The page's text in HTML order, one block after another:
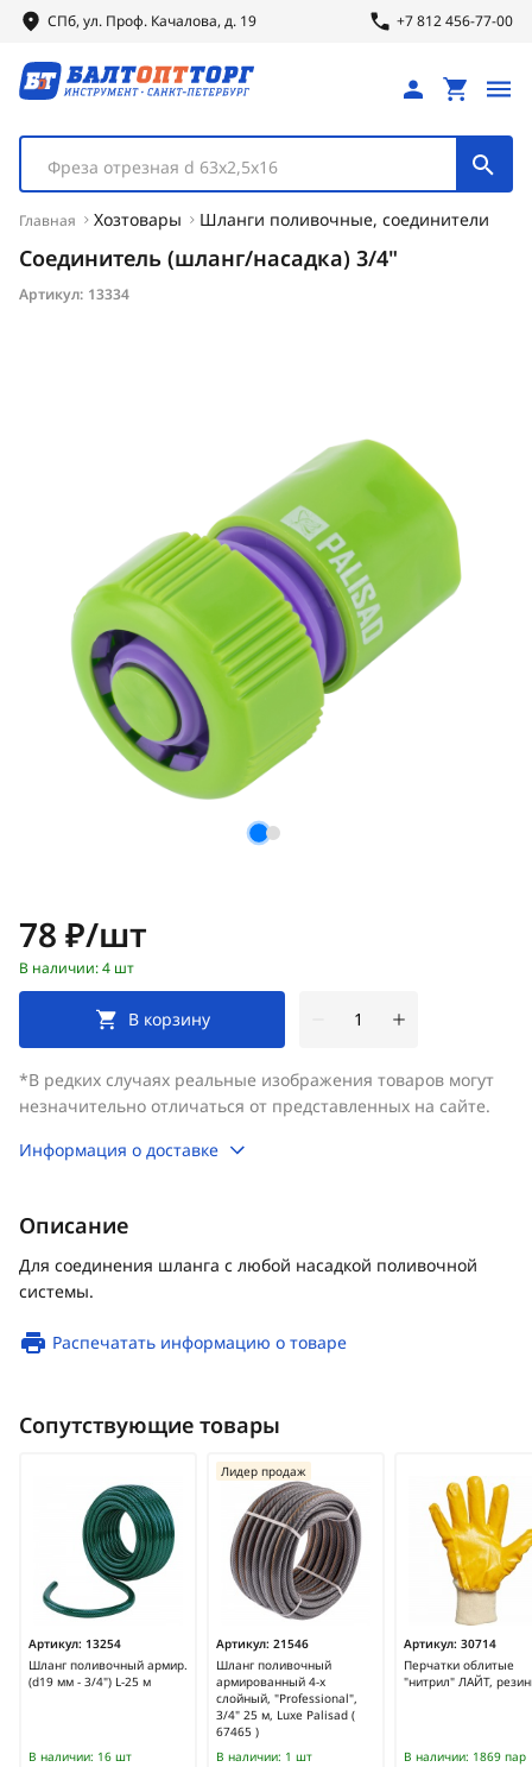
СПб, ул. Проф. Качалова, д. 19 +7 812 456-77-00
Фреза отрезная d 63х2,5х16
Главная Хозтовары Шланги поливочные, соединители
Соединитель (шланг/насадка) 3/4"
Артикул: 13334
Цена:
78 ₽/шт
В наличии: 4 шт
В корзину
*В редких случаях реальные изображения товаров могут
незначительно отличаться от представленных на сайте.
Информация о доставке
Описание
Для соединения шланга с любой насадкой поливочной
системы.
Распечатать информацию о товаре
Сопутствующие товары
Артикул: 13254
Шланг поливочный армир.
(d19 мм - 3/4") L-25 м
В наличии: 16 шт
Артикул: 21546
Шланг поливочный
армированный 4-х
слойный, "Professional",
3/4" 25 м, Luxe Palisad (
67465 )
Лидер продаж
В наличии: 1 шт
Артикул: 30714
Перчатки облитые
"нитрил" ЛАЙТ,
В наличии: 1869 пар